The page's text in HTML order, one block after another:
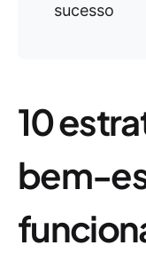
sucesso
10
bem-